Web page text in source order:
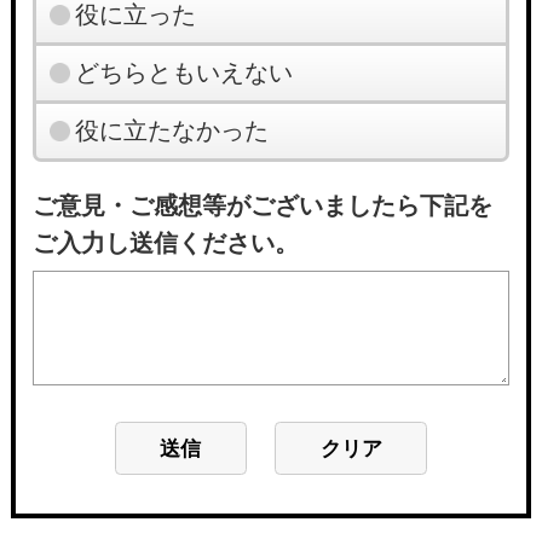
役に立った
どちらともいえない
役に立たなかった
ご意見・ご感想等がございましたら下記を
ご入力し送信ください。